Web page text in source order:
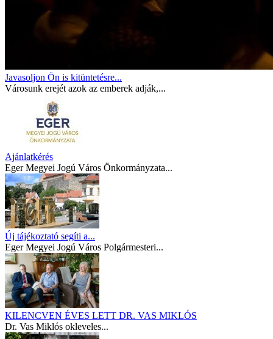
Javasoljon Ön is kitüntetésre...
Városunk erejét azok az emberek adják,...
Ajánlatkérés
Eger Megyei Jogú Város Önkormányzata...
Új tájékoztató segíti a...
Eger Megyei Jogú Város Polgármesteri...
KILENCVEN ÉVES LETT DR. VAS MIKLÓS
Dr. Vas Miklós okleveles...